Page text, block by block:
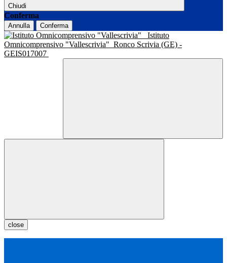
Chiudi
Conferma
Annulla Conferma
Istituto
Omnicomprensivo "Vallescrivia" Ronco Scrivia (GE) -
GEIS017007
close